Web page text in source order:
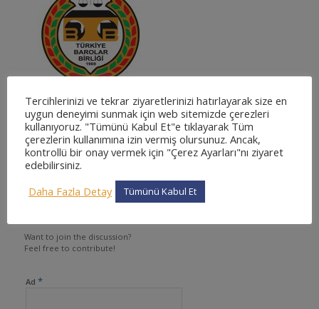
0
CEVAPLAR
Want to join the discussion?
Feel free to contribute!
Ad *
Tercihlerinizi ve tekrar ziyaretlerinizi hatırlayarak size en
uygun deneyimi sunmak için web sitemizde çerezleri
kullanıyoruz. "Tümünü Kabul Et"e tıklayarak Tüm
çerezlerin kullanımına izin vermiş olursunuz. Ancak,
kontrollü bir onay vermek için "Çerez Ayarları"nı ziyaret
edebilirsiniz.
Daha Fazla Detay
Tümünü Kabul Et